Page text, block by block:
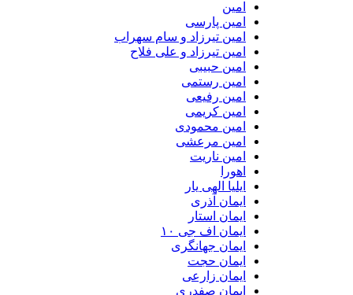
امین پارسی
امین تیرزاد و سام سهراب
امین تیرزاد و علی فلاح
امین حبیبی
امین رستمی
امین رفیعی
امین کریمی
امین محمودی
امین مرعشی
امین ناریت
ایلیا الهی یار
ایمان آذری
ایمان استار
ایمان اف جی ۱۰
ایمان جهانگری
ایمان حجت
ایمان زارعی
ایمان صفدری